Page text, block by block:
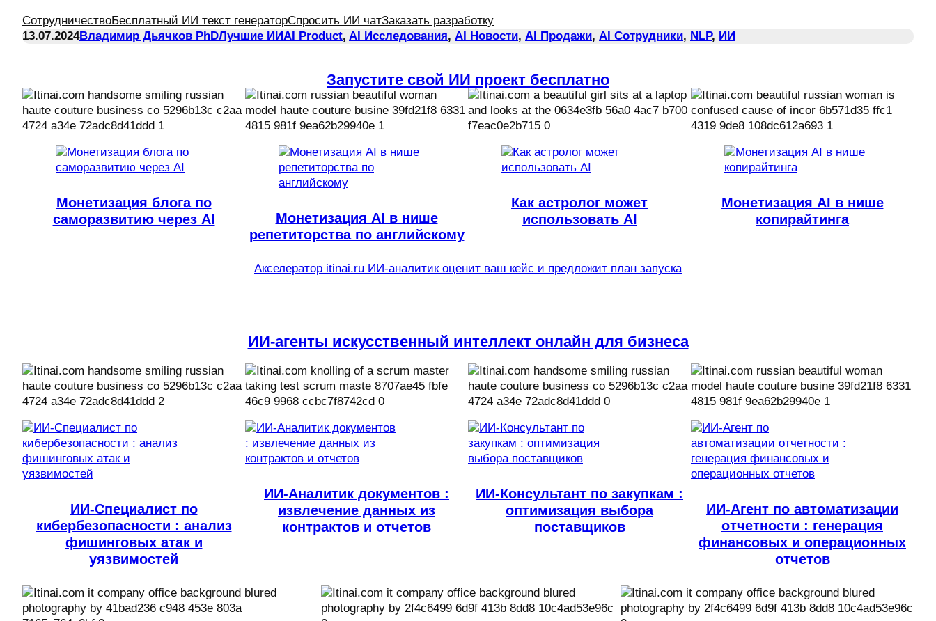
СотрудничествоБесплатный ИИ текст генераторСпросить ИИ чатЗаказать разработку
13.07.2024Владимир Дьячков PhDЛучшие ИИAI Product, AI Исследования, AI Новости, AI Продажи, AI Сотрудники, NLP, ИИ
Запустите свой ИИ проект бесплатно
Монетизация блога по
саморазвитию через AI
Монетизация AI в нише
репетиторства по английскому
Как астролог может
использовать AI
Монетизация AI в нише
копирайтинга
Акселератор itinai.ru ИИ-аналитик оценит ваш кейс и предложит план запуска
ИИ-агенты искусственный интеллект онлайн для бизнеса
ИИ-Специалист по
кибербезопасности : анализ
фишинговых атак и
уязвимостей
ИИ-Аналитик документов :
извлечение данных из
контрактов и отчетов
ИИ-Консультант по закупкам :
оптимизация выбора
поставщиков
ИИ-Агент по автоматизации
отчетности : генерация
финансовых и операционных
отчетов